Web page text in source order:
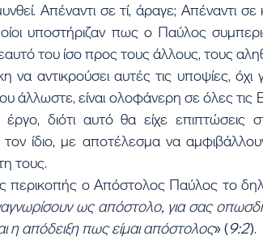
Απέναντι σε τί, άραγε; Απέναντι
υποστήριζαν πως ο Παύλος
του ίσο προς τους άλλους, τους
να αντικρούσει αυτές τις υποψίες, όχι
άλλωστε, είναι ολοφάνερη σε όλες τις
διότι αυτό θα είχε επιπτώσεις
ίδιο, με αποτέλεσμα να
τους.
περικοπής ο Απόστολος Παύλος το
ως απόστολο, για σας
η απόδειξη πως είμαι απόστολος» (9:2).